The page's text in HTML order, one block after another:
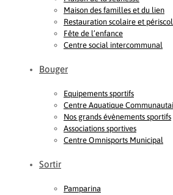
Maison des familles et du lien
Restauration scolaire et
Fête de l’enfance
Centre social intercommunal
Bouger
Equipements sportifs
Centre Aquatique
Nos grands évènements sportifs
Associations sportives
Centre Omnisports Municipal
Sortir
Pamparina